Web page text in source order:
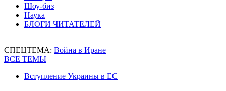
Шоу-биз
Наука
БЛОГИ ЧИТАТЕЛЕЙ
СПЕЦТЕМА: Война в Иране
ВСЕ ТЕМЫ
Вступление Украины в ЕС